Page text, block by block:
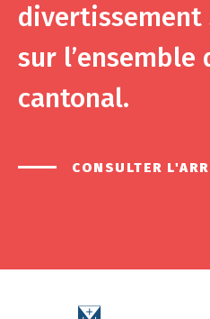
sur
cantonal.
CONSULTER